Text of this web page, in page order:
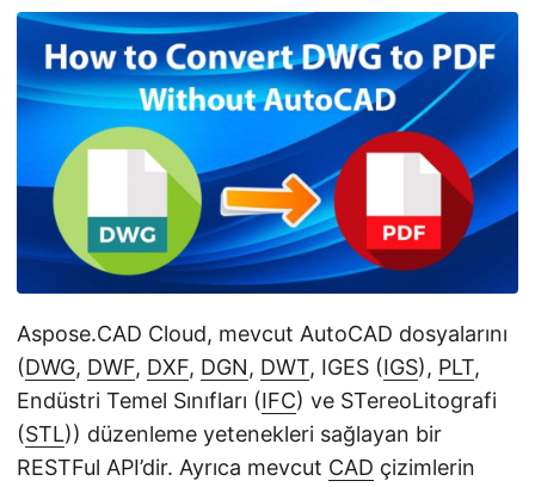
Aspose.CAD Cloud, mevcut AutoCAD dosyalarını
(DWG, DWF, DXF, DGN, DWT, IGES (IGS), PLT,
Endüstri Temel Sınıfları (IFC) ve STereoLitografi
(STL)) düzenleme yetenekleri sağlayan bir
RESTFul API’dir. Ayrıca mevcut CAD çizimlerin